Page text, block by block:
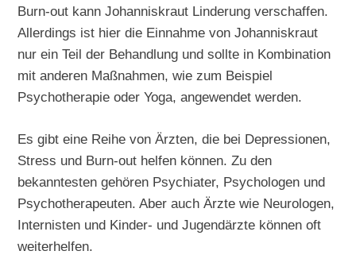
Burn-out kann Johanniskraut Linderung verschaffen.
Allerdings ist hier die Einnahme von Johanniskraut
nur ein Teil der Behandlung und sollte in Kombination
mit anderen Maßnahmen, wie zum Beispiel
Psychotherapie oder Yoga, angewendet werden.
Es gibt eine Reihe von Ärzten, die bei Depressionen,
Stress und Burn-out helfen können. Zu den
bekanntesten gehören Psychiater, Psychologen und
Psychotherapeuten. Aber auch Ärzte wie Neurologen,
Internisten und Kinder- und Jugendärzte können oft
weiterhelfen.